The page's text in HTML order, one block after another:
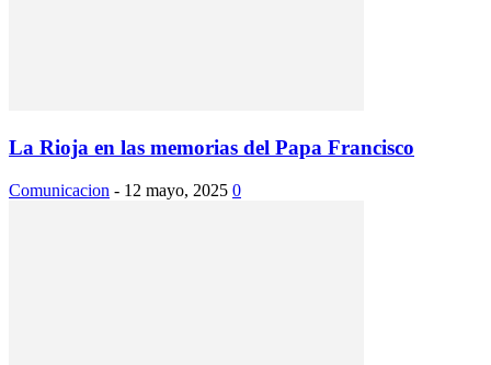
La Rioja en las memorias del Papa Francisco
Comunicacion - 12 mayo, 2025 0